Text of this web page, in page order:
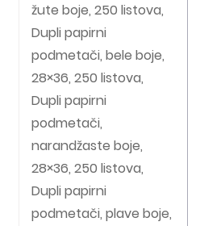
žute boje, 250 listova,
Dupli papirni
podmetači, bele boje,
28×36, 250 listova,
Dupli papirni
podmetači,
narandžaste boje,
28×36, 250 listova,
Dupli papirni
podmetači, plave boje,